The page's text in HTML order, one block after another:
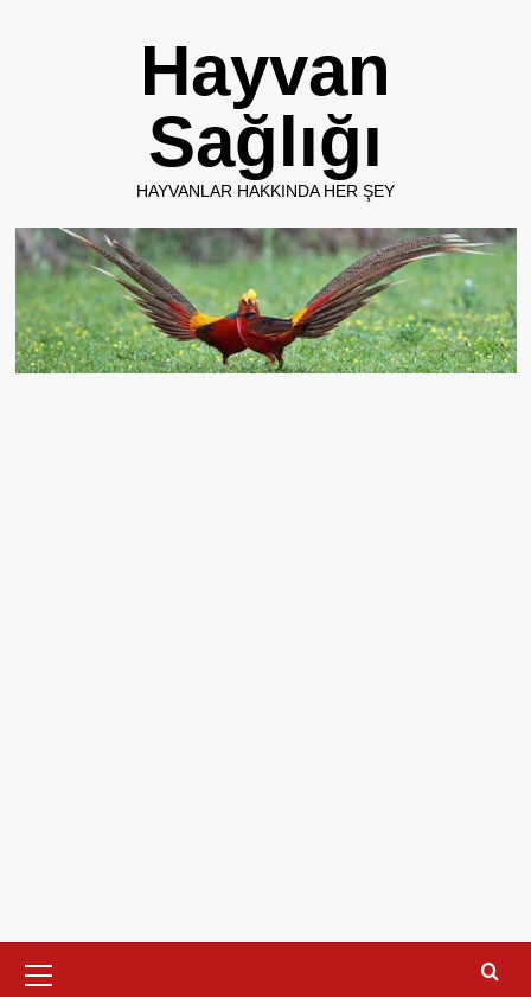
Hayvan
Sağlığı
HAYVANLAR HAKKINDA HER ŞEY
Menu